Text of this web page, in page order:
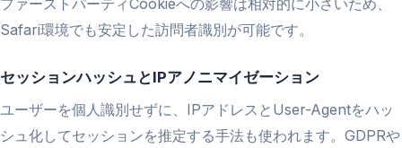
ファーストパーティCookieへの影響は相対的に小さいため、
Safari環境でも安定した訪問者識別が可能です。
セッションハッシュとIPアノニマイゼーション
ユーザーを個人識別せずに、IPアドレスとUser-Agentをハッ
シュ化してセッションを推定する手法も使われます。GDPRや